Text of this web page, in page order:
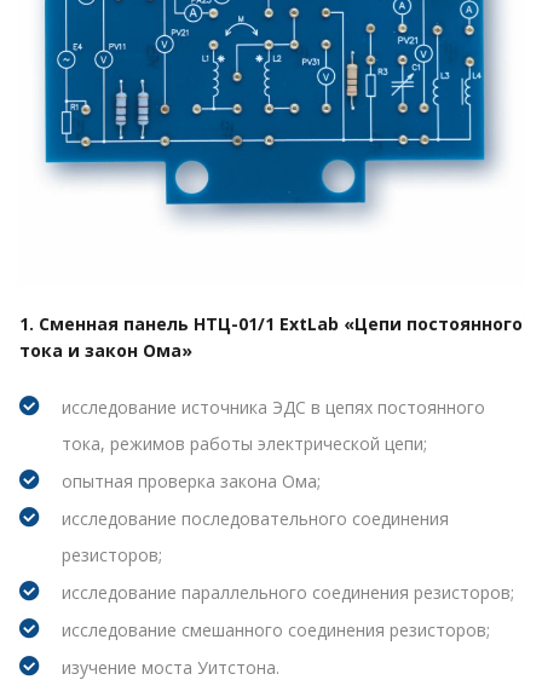
1. Сменная панель НТЦ-01/1 ExtLab «Цепи постоянного
тока и закон Ома»
исследование источника ЭДС в цепях постоянного
тока, режимов работы электрической цепи;
опытная проверка закона Ома;
исследование последовательного соединения
резисторов;
исследование параллельного соединения резисторов;
исследование смешанного соединения резисторов;
изучение моста Уитстона.